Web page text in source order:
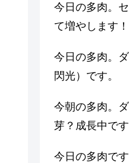
今日の多肉。
て増やします
今日の多肉。
閃光）です。
今朝の多肉。
芽？成長中です
今日の多肉で